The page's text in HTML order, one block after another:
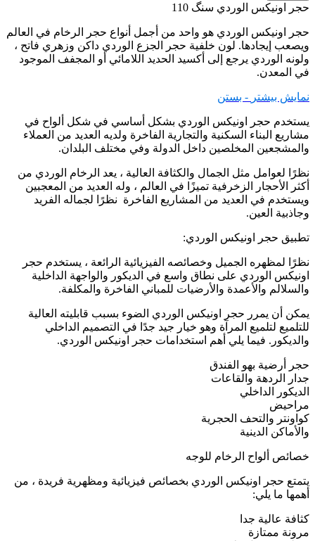
حجر اونیکس الوردي سنگ 110
حجر اونیکس الوردي هو واحد من أجمل أنواع حجر الرخام في العالم
ويصعب إيجادها. لون خلفية حجر الجزع الوردي داكن وزهري فاتح ،
ولونه الوردي يرجع إلى أكسيد الحديد اللامائي أو المجفف الموجود
في المعدن.
نمایش بیشتر - بستن
يستخدم حجر اونیکس الوردي بشكل أساسي في شكل ألواح في
مشاريع البناء السكنية والتجارية الفاخرة ولديه العديد من العملاء
والمشجعين المخلصين داخل الدولة وفي مختلف البلدان.
نظرًا لعوامل مثل الجمال والكثافة العالية ، يعد الرخام الوردي من
أكثر الأحجار الزخرفية تميزًا في العالم ، وله العديد من المعجبين
ويستخدم في العديد من المشاريع الفاخرة نظرًا لجماله الفريد
وجاذبية العين.
تطبيق حجر اونیکس الوردي:
نظرًا لمظهره الجميل وخصائصه الفيزيائية الرائعة ، يستخدم حجر
اونیکس الوردي على نطاق واسع في الديكور والواجهة الداخلية
والسلالم والأعمدة والأرضيات للمباني الفاخرة والمكلفة.
يمكن أن يمرر حجر اونیکس الوردي الضوء بسبب قابليته العالية
للتلميع لتلميع المرآة وهو خيار جيد جدًا في التصميم الداخلي
والديكور. فيما يلي أهم استخدامات حجر اونیکس الوردي.
حجر أرضية بهو الفندق
جدار الردهة والقاعات
الديكور الداخلي
مراحيض
كواونتر والتحف الحجرية
والأماكن الدينية
خصائص ألواح الرخام للوجه
يتمتع حجر اونیکس الوردي بخصائص فيزيائية ومظهرية فريدة ، من
أهمها ما يلي:
كثافة عالية جدا
مرونة ممتازة